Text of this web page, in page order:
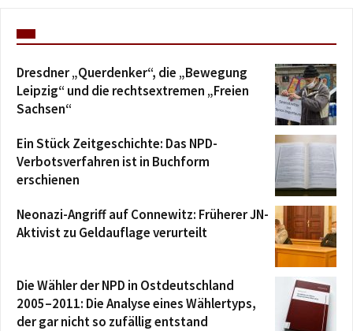
Dresdner „Querdenker“, die „Bewegung
Leipzig“ und die rechtsextremen „Freien
Sachsen“
Ein Stück Zeitgeschichte: Das NPD-
Verbotsverfahren ist in Buchform
erschienen
Neonazi-Angriff auf Connewitz: Früherer JN-
Aktivist zu Geldauflage verurteilt
Die Wähler der NPD in Ostdeutschland
2005–2011: Die Analyse eines Wählertyps,
der gar nicht so zufällig entstand